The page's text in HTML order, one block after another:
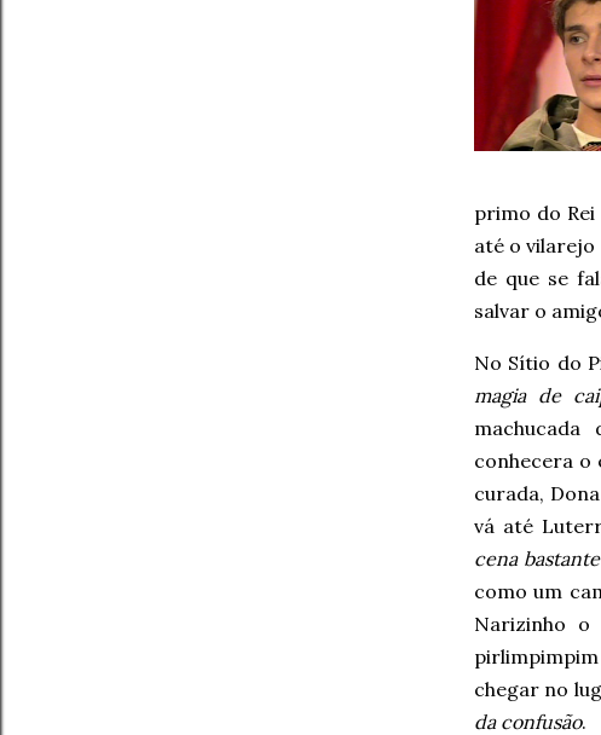
primo do
até o
de que se
salvar o
No Sítio do
magia de
conhecera o
curada,
vá até
cena
como um
Narizinho
chegar no
da confusão.